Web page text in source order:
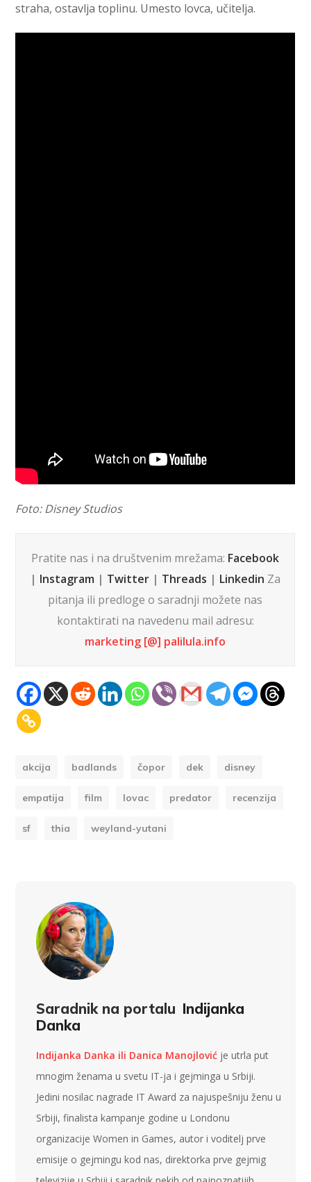
straha, ostavlja toplinu. Umesto lovca, učitelja.
Foto: Disney Studios
Pratite nas i na društvenim mrežama: Facebook
| Instagram | Twitter | Threads | Linkedin Za
pitanja ili predloge o saradnji možete nas
kontaktirati na navedenu mail adresu:
marketing [@] palilula.info
akcija badlands čopor dek disney
empatija film lovac predator recenzija
sf thia weyland-yutani
Saradnik na portalu Indijanka
Danka
Indijanka Danka ili Danica Manojlović je utrla put
mnogim ženama u svetu IT-ja i gejminga u Srbiji.
Jedini nosilac nagrade IT Award za najuspešniju ženu u
Srbiji, finalista kampanje godine u Londonu
organizacije Women in Games, autor i voditelj prve
emisije o gejmingu kod nas, direktorka prve gejmig